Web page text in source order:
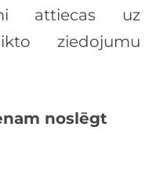
attiecas uz
ziedojumu
noslēgt